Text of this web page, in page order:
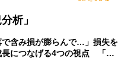
析」
で含み損が膨らんで…」損失を
長につなげる4つの視点 「…